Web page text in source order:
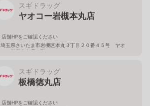
スギドラッグ
ヤオコー岩槻本丸店
店舗HPをご確認ください
埼玉県さいたま市岩槻区本丸３丁目２０番４５号 ヤオ
コー岩槻本丸店２階
スギドラッグ
板橋徳丸店
店舗HPをご確認ください